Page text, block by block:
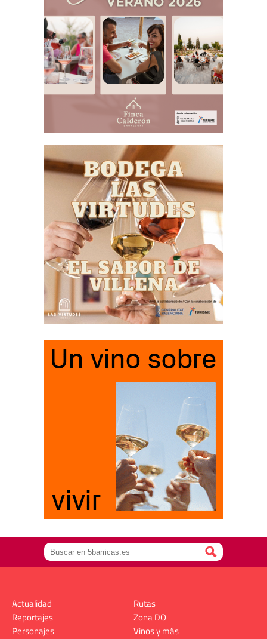
Actualidad
Reportajes
Personajes
Rutas
Zona DO
Vinos y más